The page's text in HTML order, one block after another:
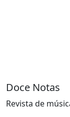
Doce Notas
Revista de